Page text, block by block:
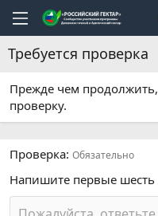
Требуется проверка
Прежде чем
проверку.
Проверка Обязательно
Напишите первые шесть